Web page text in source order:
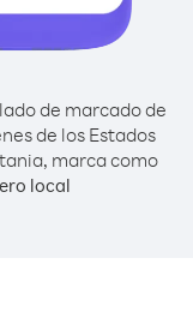
de marcado de
de los Estados
marca como
local